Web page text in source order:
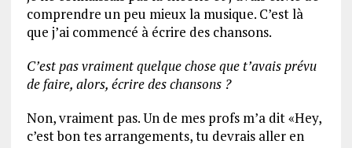
comprendre un peu mieux la musique. C’est là
que j’ai commencé à écrire des chansons.
C’est pas vraiment quelque chose que t’avais prévu
de faire, alors, écrire des chansons ?
Non, vraiment pas. Un de mes profs m’a dit «Hey,
c’est bon tes arrangements, tu devrais aller en